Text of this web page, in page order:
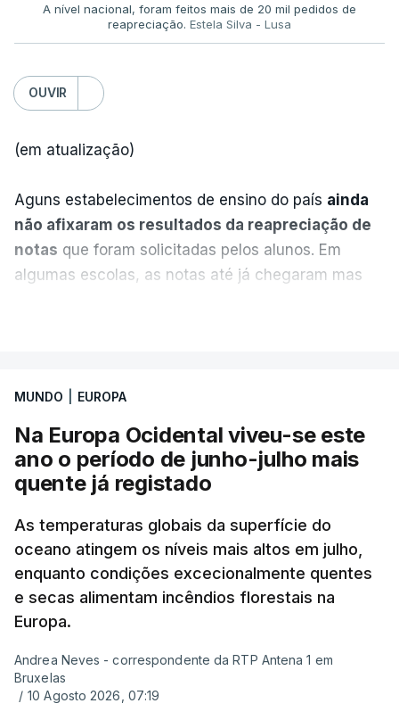
A nível nacional, foram feitos mais de 20 mil pedidos de
reapreciação. Estela Silva - Lusa
OUVIR
(em atualização)
Aguns estabelecimentos de ensino do país ainda
não afixaram os resultados da reapreciação de
notas que foram solicitadas pelos alunos. Em
algumas escolas, as notas até já chegaram mas
tinha chegado o resultado de
exames, mas ainda não tinham sido afixados.
Alguns encarregados de educação e alunos foram
até à escola para ver o resultado mas ainda não
tinha sido divulgado. Alguns pais apontam
incorreções e aguardam a atualização na
plataforma Inovar.
ERRO100
ERROR ON HTML5 MEDIA ELEMENT
MUNDO EUROPA
Na Europa Ocidental viveu-se este
ano o período de junho-julho mais
quente já registado
As temperaturas globais da superfície do
oceano atingem os níveis mais altos em julho,
enquanto condições excecionalmente quentes
e secas alimentam incêndios florestais na
Europa.
Andrea Neves - correspondente da RTP Antena 1 em
Bruxelas
/ 10 Agosto 2026, 07:19